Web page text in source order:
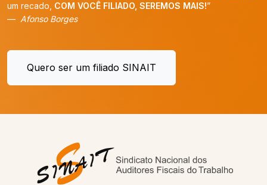
um recado, COM VOCÊ FILIADO, SEREMOS MAIS!”
Afonso Borges
Quero ser um filiado SINAIT